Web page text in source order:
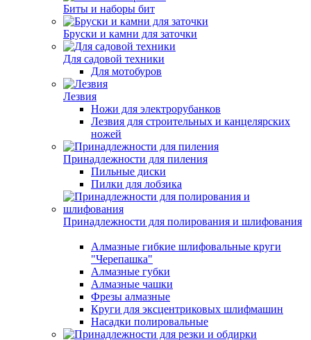
Биты и наборы бит
Бруски и камни для заточки
Для садовой техники
Для мотобуров
Лезвия
Ножи для электрорубанков
Лезвия для строительных и канцелярских
ножей
Принадлежности для пиления
Пильные диски
Пилки для лобзика
Принадлежности для полирования и шлифования
Алмазные гибкие шлифовальные круги
"Черепашка"
Алмазные губки
Алмазные чашки
Фрезы алмазные
Круги для эксцентриковых шлифмашин
Насадки полировальные